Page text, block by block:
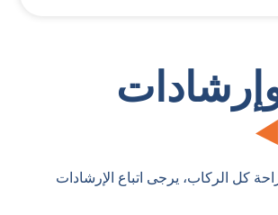
كل الركاب، يرجى اتباع الإرشادات